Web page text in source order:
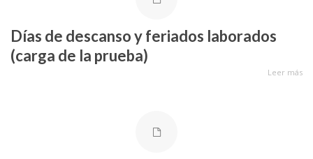
Días de descanso y feriados laborados
(carga de la prueba)
Leer más